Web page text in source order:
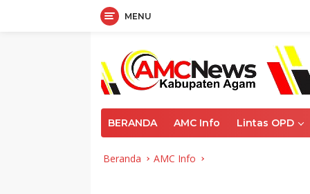
MENU
BERANDA AMC Info Lintas OPD
Beranda AMC Info